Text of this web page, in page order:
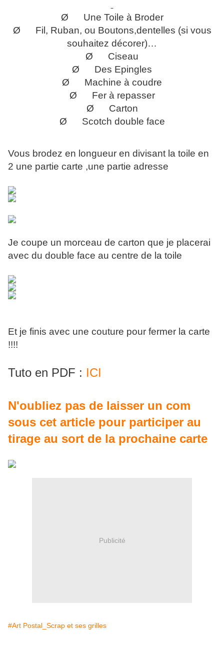
Ø Une Toile à Broder
Ø Fil, Ruban, ou Boutons,dentelles (si vous
souhaitez décorer)…
Ø Ciseau
Ø Des Epingles
Ø Machine à coudre
Ø Fer à repasser
Ø Carton
Ø Scotch double face
Vous brodez en longueur en divisant la toile en
2 une partie carte ,une partie adresse
Je coupe un morceau de carton que je placerai
avec du double face au centre de la toile
Et je finis avec une couture pour fermer la carte
!!!!
Tuto en PDF : ICI
N'oubliez pas de laisser un com
sous cet article pour participer au
tirage au sort de la prochaine carte
Publicité
#Art Postal_Scrap et ses grilles